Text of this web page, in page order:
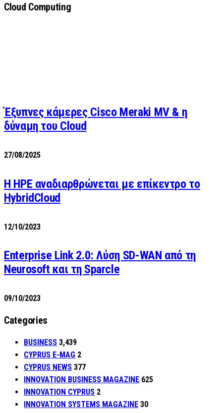
Cloud Computing
Έξυπνες κάμερες Cisco Meraki MV & η
δύναμη του Cloud
27/08/2025
H HPE αναδιαρθρώνεται με επίκεντρο το
HybridCloud
12/10/2023
Enterprise Link 2.0: Λύση SD-WAN από τη
Neurosoft και τη Sparcle
09/10/2023
Categories
BUSINESS 3,439
CYPRUS E-MAG 2
CYPRUS NEWS 377
INNOVATION BUSINESS MAGAZINE 625
INNOVATION CYPRUS 2
INNOVATION SYSTEMS MAGAZINE 30